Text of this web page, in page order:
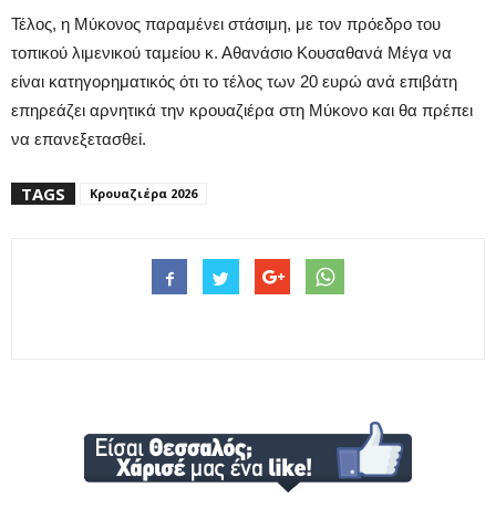
Τέλος, η Μύκονος παραμένει στάσιμη, με τον πρόεδρο του
τοπικού λιμενικού ταμείου κ. Αθανάσιο Κουσαθανά Μέγα να
είναι κατηγορηματικός ότι το τέλος των 20 ευρώ ανά επιβάτη
επηρεάζει αρνητικά την κρουαζιέρα στη Μύκονο και θα πρέπει
να επανεξετασθεί.
TAGS Κρουαζιέρα 2026